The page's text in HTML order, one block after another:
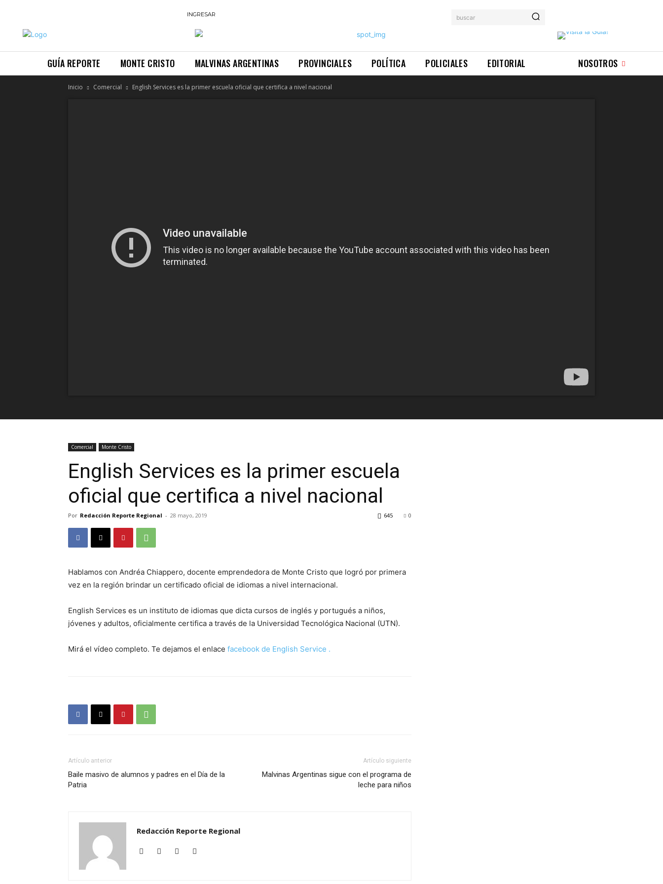
INGRESAR buscar
GUÍA REPORTE MONTE CRISTO MALVINAS ARGENTINAS PROVINCIALES POLÍTICA POLICIALES EDITORIAL NOSOTROS
Inicio Comercial English Services es la primer escuela oficial que certifica a nivel nacional
Comercial Monte Cristo
English Services es la primer escuela
oficial que certifica a nivel nacional
Por Redacción Reporte Regional - 28 mayo, 2019 0
645
Hablamos con Andréa Chiappero, docente emprendedora de Monte Cristo que logró por primera
vez en la región brindar un certificado oficial de idiomas a nivel internacional.
English Services es un instituto de idiomas que dicta cursos de inglés y portugués a niños,
jóvenes y adultos, oficialmente certifica a través de la Universidad Tecnológica Nacional (UTN).
Mirá el vídeo completo. Te dejamos el enlace facebook de English Service .
Artículo anterior
Baile masivo de alumnos y padres en el Día de la
Patria
Artículo siguiente
Malvinas Argentinas sigue con el programa de
leche para niños
Redacción Reporte Regional